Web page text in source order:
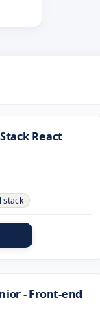
React
stack
- Front-end